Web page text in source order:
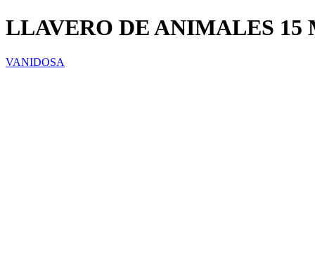
LLAVERO DE ANIMALES 15
VANIDOSA